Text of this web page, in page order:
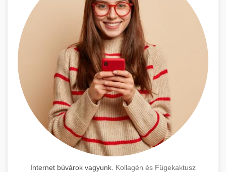
Internet búvárok vagyunk. Kollagén és Fügekaktusz